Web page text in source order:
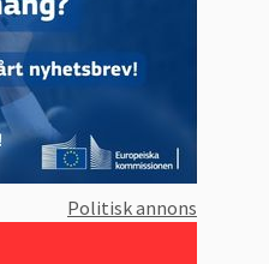
Politisk annons